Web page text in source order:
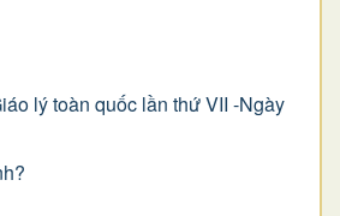
lý toàn quốc lần thứ VII -Ngày